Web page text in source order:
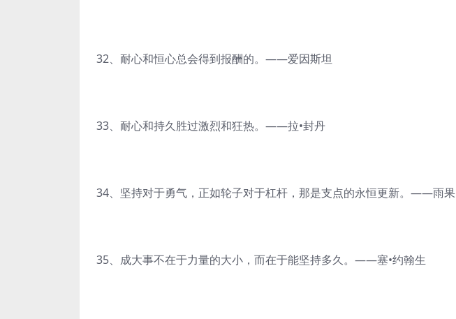
32、耐心和恒心总会得到报酬的。——爱因斯坦
33、耐心和持久胜过激烈和狂热。——拉•封丹
34、坚持对于勇气，正如轮子对于杠杆，那是支点的永恒更新。——雨果
35、成大事不在于力量的大小，而在于能坚持多久。——塞•约翰生